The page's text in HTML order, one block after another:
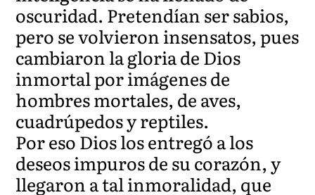
oscuridad. Pretendían ser sabios,
pero se volvieron insensatos, pues
cambiaron la gloria de Dios
inmortal por imágenes de
hombres mortales, de aves,
cuadrúpedos y reptiles.
Por eso Dios los entregó a los
deseos impuros de su corazón, y
llegaron a tal inmoralidad, que